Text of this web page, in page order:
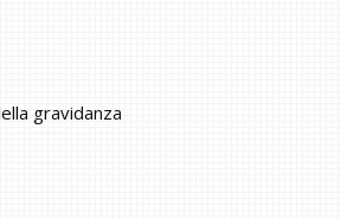
gravidanza